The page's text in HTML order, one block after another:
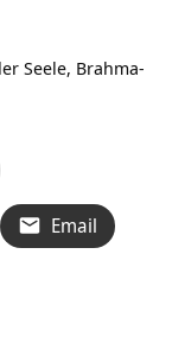
Seele, Brahma-
Email